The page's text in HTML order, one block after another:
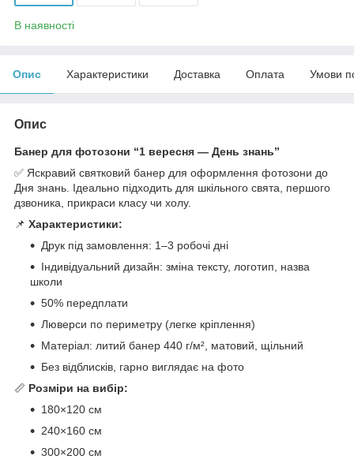
В наявності
Опис Характеристики Доставка Оплата Умови
Опис
Банер для фотозони “1 вересня — День знань”
✅ Яскравий святковий банер для оформлення фотозони до
Дня знань. Ідеально підходить для шкільного свята, першого
дзвоника, прикраси класу чи холу.
📌 Характеристики:
Друк під замовлення: 1–3 робочі дні
Індивідуальний дизайн: зміна тексту, логотип, назва
школи
50% передплати
Люверси по периметру (легке кріплення)
Матеріал: литий банер 440 г/м², матовий, щільний
Без відблисків, гарно виглядає на фото
📏 Розміри на вибір:
180×120 см
240×160 см
300×200 см